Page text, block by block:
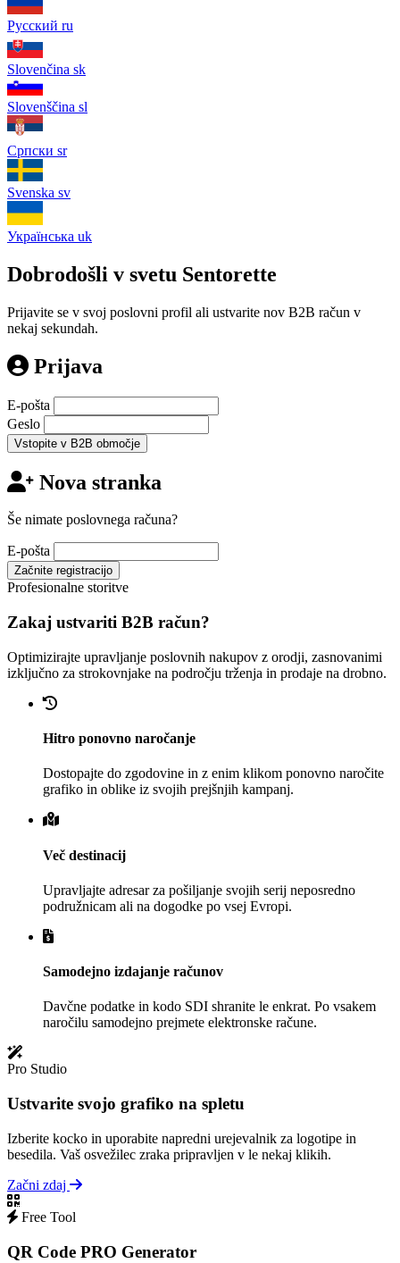
Русский ru
Slovenčina sk
Slovenščina sl
Српски sr
Svenska sv
Українська uk
Dobrodošli v svetu Sentorette
Prijavite se v svoj poslovni profil ali ustvarite nov B2B račun v
nekaj sekundah.
Prijava
E-pošta
Geslo
Vstopite v B2B območje
Nova stranka
Še nimate poslovnega računa?
E-pošta
Začnite registracijo
Profesionalne storitve
Zakaj ustvariti B2B račun?
Optimizirajte upravljanje poslovnih nakupov z orodji, zasnovanimi
izključno za strokovnjake na področju trženja in prodaje na drobno.
Hitro ponovno naročanje
Dostopajte do zgodovine in z enim klikom ponovno naročite
grafiko in oblike iz svojih prejšnjih kampanj.
Več destinacij
Upravljajte adresar za pošiljanje svojih serij neposredno
podružnicam ali na dogodke po vsej Evropi.
Samodejno izdajanje računov
Davčne podatke in kodo SDI shranite le enkrat. Po vsakem
naročilu samodejno prejmete elektronske račune.
Pro Studio
Ustvarite svojo grafiko na spletu
Izberite kocko in uporabite napredni urejevalnik za logotipe in
besedila. Vaš osvežilec zraka pripravljen v le nekaj klikih.
Začni zdaj
Free Tool
QR Code PRO Generator